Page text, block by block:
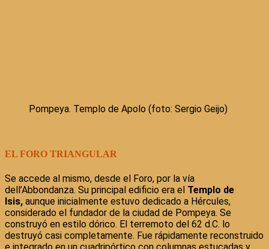
Pompeya. Templo de Apolo (foto: Sergio Geijo)
EL FORO TRIANGULAR
Se accede al mismo, desde el Foro, por la vía
dell’Abbondanza. Su principal edificio era el Templo de
Isis, aunque inicialmente estuvo dedicado a Hércules,
considerado el fundador de la ciudad de Pompeya. Se
construyó en estilo dórico. El terremoto del 62 d.C. lo
destruyó casi completamente. Fue rápidamente reconstruido